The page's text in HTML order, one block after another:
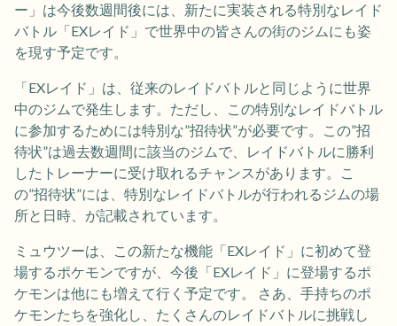
ー」は今後数週間後には、新たに実装される特別なレイド
バトル「EXレイド」で世界中の皆さんの街のジムにも姿
を現す予定です。
「EXレイド」は、従来のレイドバトルと同じように世界
中のジムで発生します。ただし、この特別なレイドバトル
に参加するためには特別な”招待状”が必要です。この”招
待状”は過去数週間に該当のジムで、レイドバトルに勝利
したトレーナーに受け取れるチャンスがあります。こ
の”招待状”には、特別なレイドバトルが行われるジムの場
所と日時、が記載されています。
ミュウツーは、この新たな機能「EXレイド」に初めて登
場するポケモンですが、今後「EXレイド」に登場するポ
ケモンは他にも増えて行く予定です。 さあ、手持ちのポ
ケモンたちを強化し、たくさんのレイドバトルに挑戦し